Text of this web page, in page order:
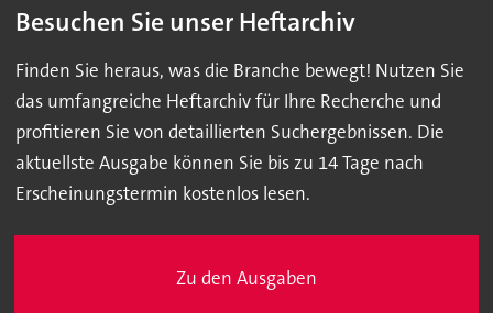
Besuchen Sie unser Heftarchiv
Finden Sie heraus, was die Branche bewegt! Nutzen Sie
das umfangreiche Heftarchiv für Ihre Recherche und
profitieren Sie von detaillierten Suchergebnissen. Die
aktuellste Ausgabe können Sie bis zu 14 Tage nach
Erscheinungstermin kostenlos lesen.
Zu den Ausgaben